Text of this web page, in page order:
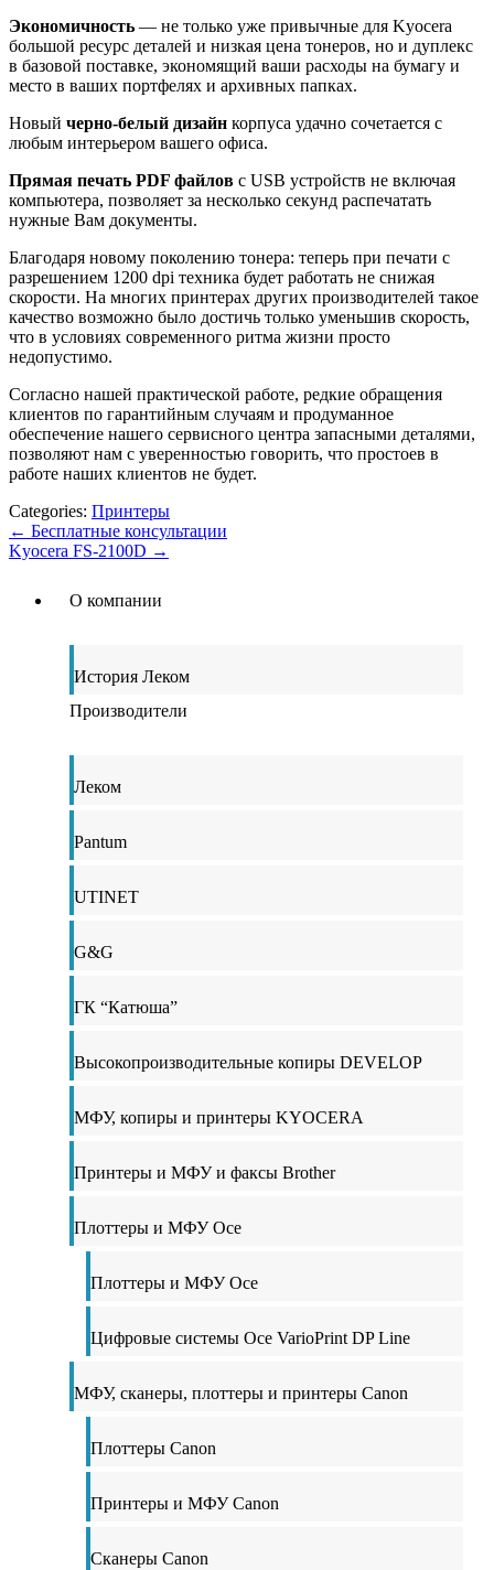
Экономичность — не только уже привычные для Kyocera
большой ресурс деталей и низкая цена тонеров, но и дуплекс
в базовой поставке, экономящий ваши расходы на бумагу и
место в ваших портфелях и архивных папках.
Новый черно-белый дизайн корпуса удачно сочетается с
любым интерьером вашего офиса.
Прямая печать PDF файлов с USB устройств не включая
компьютера, позволяет за несколько секунд распечатать
нужные Вам документы.
Благодаря новому поколению тонера: теперь при печати с
разрешением 1200 dpi техника будет работать не снижая
скорости. На многих принтерах других производителей такое
качество возможно было достичь только уменьшив скорость,
что в условиях современного ритма жизни просто
недопустимо.
Согласно нашей практической работе, редкие обращения
клиентов по гарантийным случаям и продуманное
обеспечение нашего сервисного центра запасными деталями,
позволяют нам с уверенностью говорить, что простоев в
работе наших клиентов не будет.
Categories: Принтеры
← Бесплатные консультации
Kyocera FS-2100D →
О компании
История Леком
Производители
Леком
Pantum
UTINET
G&G
ГК “Катюша”
Высокопроизводительные копиры DEVELOP
МФУ, копиры и принтеры KYOCERA
Принтеры и МФУ и факсы Brother
Плоттеры и МФУ Oce
Плоттеры и МФУ Oce
Цифровые системы Oce VarioPrint DP Line
МФУ, сканеры, плоттеры и принтеры Canon
Плоттеры Canon
Принтеры и МФУ Canon
Сканеры Canon